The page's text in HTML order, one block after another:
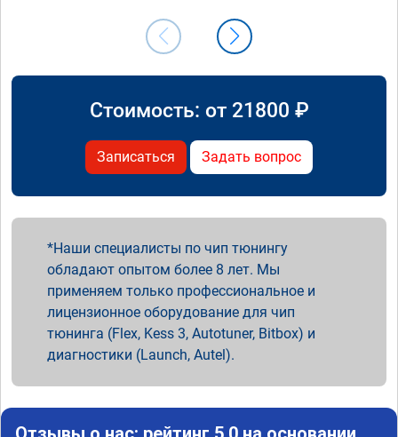
Стоимость: от 21800 ₽
Записаться Задать вопрос
Наши специалисты по чип тюнингу
обладают опытом более 8 лет. Мы
применяем только профессиональное и
лицензионное оборудование для чип
тюнинга (Flex, Kess 3, Autotuner, Bitbox) и
диагностики (Launch, Autel).